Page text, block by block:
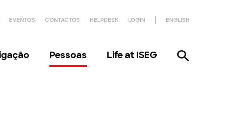
EVENTOS CONTACTOS HELPDESK LOGIN ENGLISH
Pessoas Life at ISEG